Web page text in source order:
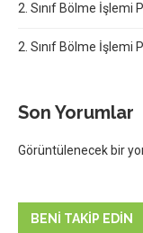
2. Sınıf Bölme İşlemi
2. Sınıf Bölme İşlemi
Son Yorumlar
Görüntülenecek bir
BENI TAKIP EDIN